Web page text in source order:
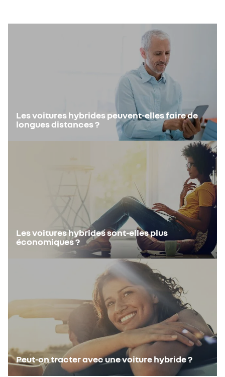
Les voitures hybrides peuvent-elles faire de
longues distances ?
Les voitures hybrides sont-elles plus
économiques ?
Peut-on tracter avec une voiture hybride ?